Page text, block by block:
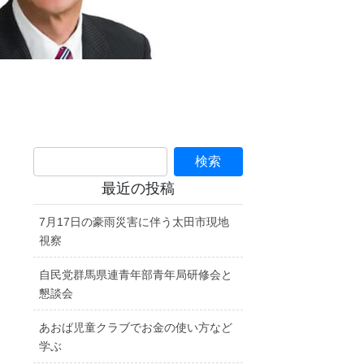
最近の投稿
7月17日の豪雨災害に伴う太田市現地
視察
自民党群馬県連青年部青年局研修会と
懇談会
あおば児童クラブでお金の使い方など
学ぶ